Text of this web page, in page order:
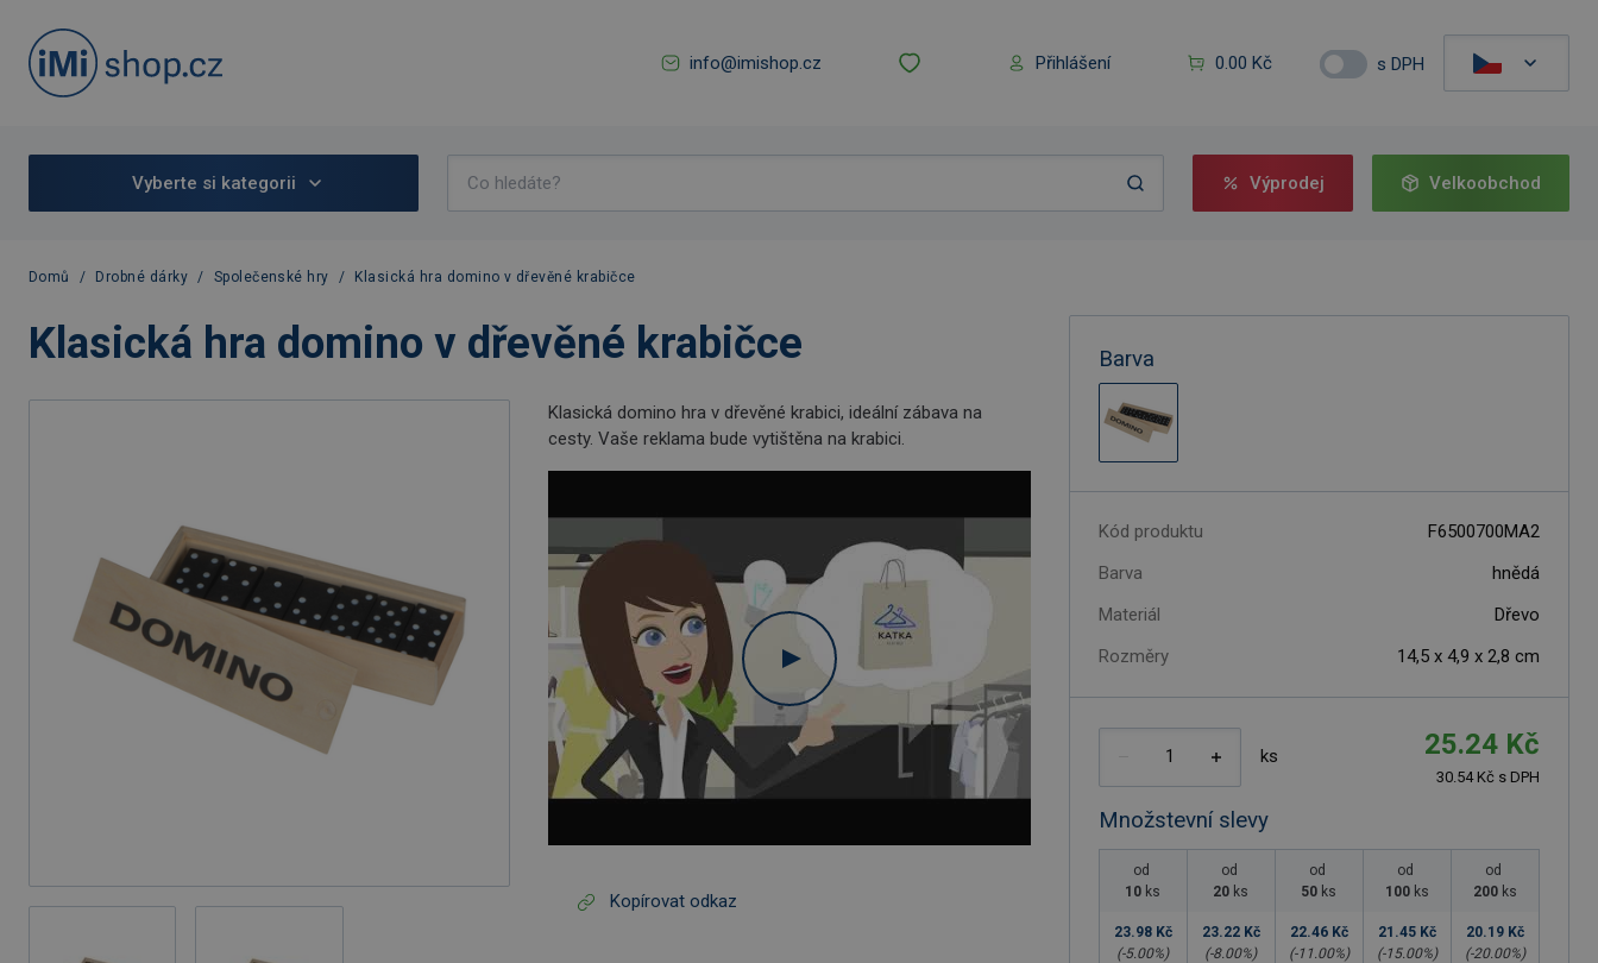
info@imishop.cz Přihlášení 0.00 Kč s DPH
Vyberte si kategorii Výprodej Velkoobchod
Domů / Drobné dárky / Společenské hry / Klasická hra domino v dřevěné krabičce
Klasická hra domino v dřevěné krabičce
Klasická domino hra v dřevěné krabici, ideální zábava na
cesty. Vaše reklama bude vytištěna na krabici.
Kopírovat odkaz
Barva
Kód produktu
F6500700MA2
Barva
hnědá
Materiál
Dřevo
Rozměry
14,5 x 4,9 x 2,8 cm
ks 25.24 Kč
30.54 Kč s DPH
Množstevní slevy
od
10 ks
23.98 Kč
(-5.00%)
od
20 ks
23.22 Kč
(-8.00%)
od
50 ks
22.46 Kč
(-11.00%)
od
100 ks
21.45 Kč
(-15.00%)
od
200 ks
20.19 Kč
(-20.00%)